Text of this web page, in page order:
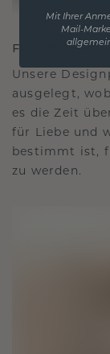
FÜR
Unsere
ausgelegt,
es die Zeit
für Liebe und
bestimmt ist,
zu werden.
Mit Ihrer
Mail-